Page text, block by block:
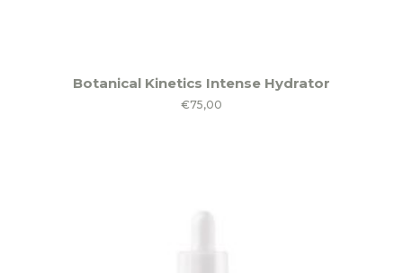
Botanical Kinetics Intense Hydrator
€75,00